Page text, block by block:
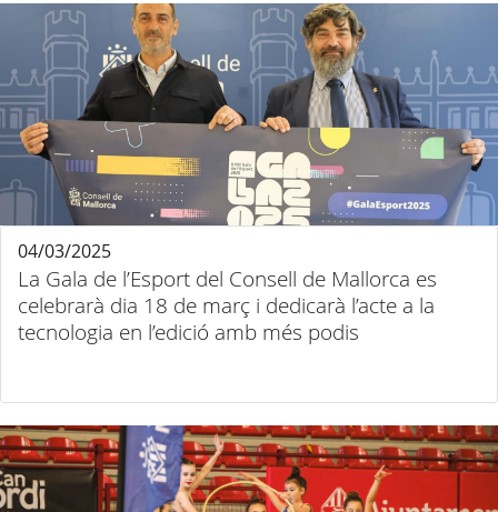
La Gala de l’Esport del Consell de Mallorca es
celebrarà dia 18 de març i dedicarà l’acte a la
tecnologia en l’edició amb més podis
04/03/2025